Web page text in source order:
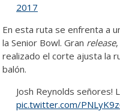
2017
En esta ruta se enfrenta a
la Senior Bowl. Gran release
realizado el corte ajusta la
balón.
Josh Reynolds señores!
pic.twitter.com/